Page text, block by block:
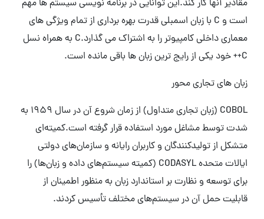
مقادیر آنها کار کند.این توانایی در برنامه نویسی سیستم ها مهم
است و C با زبان اسمبلی قدرت بهره برداری از تمام ویژگی های
معماری داخلی کامپیوتر را به اشتراک می گذارد.C به همراه نسل
C++ خود یکی از رایج ترین زبان ها باقی مانده است.
زبان های تجاری محور
COBOL (زبان تجاری متداول) از زمان شروع آن در سال 1959 به
شدت توسط مشاغل مورد استفاده قرار گرفته است.کمیته‌ای
متشکل از تولیدکنندگان و کاربران رایانه و سازمان‌های دولتی
ایالات متحده CODASYL (کمیته سیستم‌های داده و زبان‌ها) را
برای توسعه و نظارت بر استاندارد زبان به منظور اطمینان از
قابلیت حمل آن در سیستم‌های مختلف تأسیس کردند.